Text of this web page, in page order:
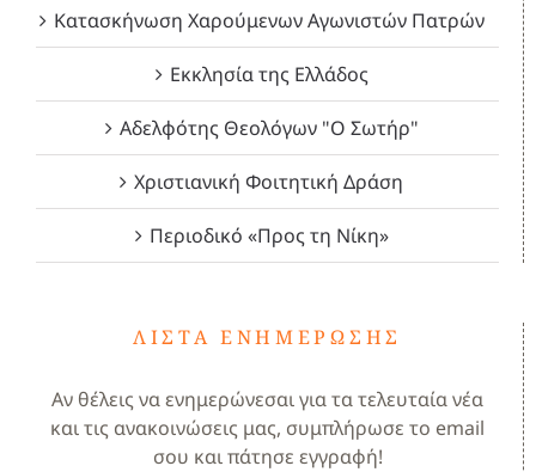
Κατασκήνωση Χαρούμενων Αγωνιστών Πατρών
Εκκλησία της Ελλάδος
Αδελφότης Θεολόγων "Ο Σωτήρ"
Χριστιανική Φοιτητική Δράση
Περιοδικό «Προς τη Νίκη»
ΛΊΣΤΑ ΕΝΗΜΈΡΩΣΗΣ
Αν θέλεις να ενημερώνεσαι για τα τελευταία νέα
και τις ανακοινώσεις μας, συμπλήρωσε το email
σου και πάτησε εγγραφή!